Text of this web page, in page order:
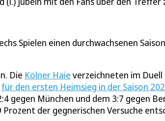
Spielen einen durchwachsenen
Die Kölner Haie verzeichneten im
für den ersten Heimsieg in der Saison
gegen München und dem 3:7 gegen
der gegnerischen Versuche